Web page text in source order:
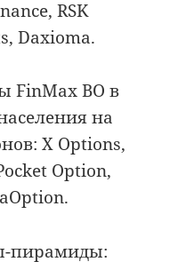
RSK
Daxioma.
FinMax BO в
на
X Options,
Option,
пирамиды: